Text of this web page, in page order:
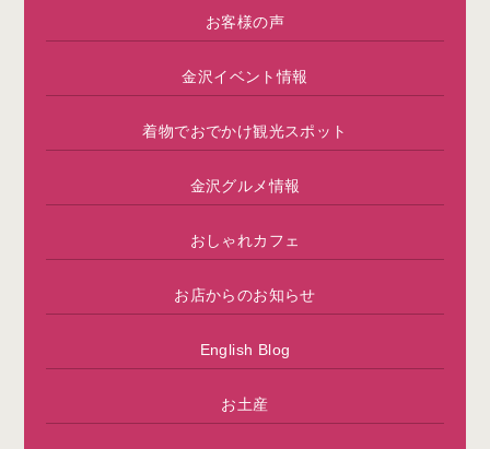
お客様の声
金沢イベント情報
着物でおでかけ観光スポット
金沢グルメ情報
おしゃれカフェ
お店からのお知らせ
English Blog
お土産